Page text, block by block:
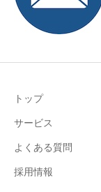
トップ
サービス
よくある質問
採用情報